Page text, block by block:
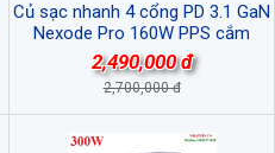
Củ sạc nhanh 4 cổng PD 3.1 GaN
Nexode Pro 160W PPS cắm
tường Ugreen 25876 X763 cao
cấp
2,490,000 đ
2,700,000 đ